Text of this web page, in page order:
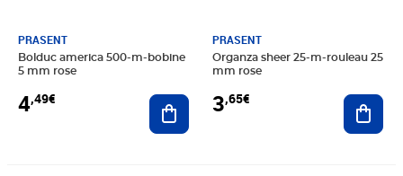
PRASENT
Bolduc america 500-m-bobine
5 mm rose
4,49€ Ajouter au panier
PRASENT
Organza sheer 25-m-rouleau 25
mm rose
3,65€